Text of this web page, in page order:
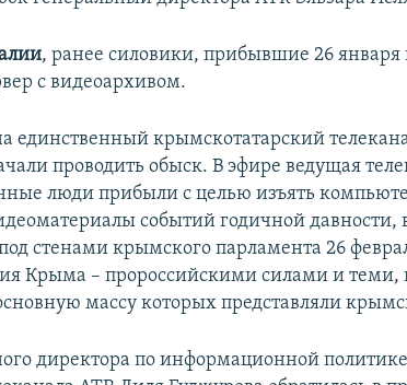
, ранее силовики, прибывшие 26 января
с видеоархивом.
единственный крымскотатарский
проводить обыск. В эфире ведущая
люди прибыли с целью изъять
событий годичной давности,
стенами крымского парламента 26
Крыма – пророссийскими силами и теми,
массу которых представляли
директора по информационной политике